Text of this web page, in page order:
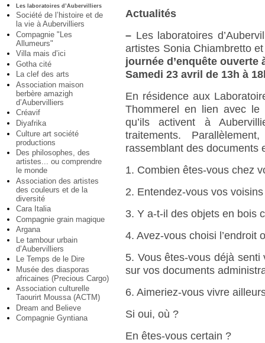
Les laboratoires d’Aubervilliers
Société de l’histoire et de
la vie à Aubervilliers
Compagnie "Les
Allumeurs"
Villa mais d’ici
Gotha cité
La clef des arts
Association maison
berbère amazigh
d’Aubervilliers
Créavif
Diyafrika
Culture art société
productions
Des philosophes, des
artistes... ou comprendre
le monde
Association des artistes
des couleurs et de la
diversité
Cara Italia
Compagnie grain magique
Argana
Le tambour urbain
d’Aubervilliers
Le Temps de le Dire
Musée des diasporas
africaines (Precious Cargo)
Association culturelle
Taourirt Moussa (ACTM)
Dream and Believe
Compagnie Gyntiana
Actualités
– Les laboratoires
artistes Sonia Chiambretto
journée d’enquête ouverte
Samedi 23 avril de 13h à
En résidence aux
Thommerel en lien avec le
qu’ils activent à
traitements.
rassemblant des documents
1. Combien êtes-vous chez
2. Entendez-vous vos
3. Y a-t-il des objets en bois
4. Avez-vous choisi l’endroit
5. Vous êtes-vous déjà senti
sur vos documents
6. Aimeriez-vous vivre
Si oui, où ?
En êtes-vous certain ?